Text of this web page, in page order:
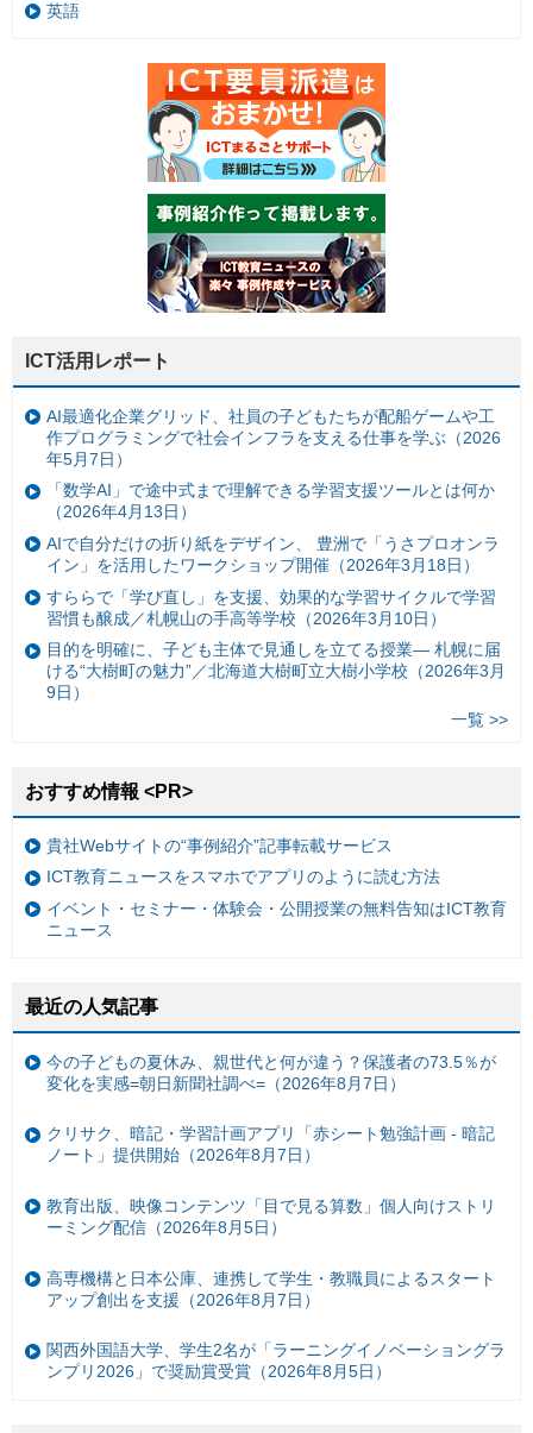
英語
ICT活用レポート
AI最適化企業グリッド、社員の子どもたちが配船ゲームや工
作プログラミングで社会インフラを支える仕事を学ぶ（2026
年5月7日）
「数学AI」で途中式まで理解できる学習支援ツールとは何か
（2026年4月13日）
AIで自分だけの折り紙をデザイン、 豊洲で「うさプロオンラ
イン」を活用したワークショップ開催（2026年3月18日）
すららで「学び直し」を支援、効果的な学習サイクルで学習
習慣も醸成／札幌山の手高等学校（2026年3月10日）
目的を明確に、子ども主体で見通しを立てる授業— 札幌に届
ける“大樹町の魅力”／北海道大樹町立大樹小学校（2026年3月
9日）
一覧 >>
おすすめ情報 <PR>
貴社Webサイトの“事例紹介”記事転載サービス
ICT教育ニュースをスマホでアプリのように読む方法
イベント・セミナー・体験会・公開授業の無料告知はICT教育
ニュース
最近の人気記事
今の子どもの夏休み、親世代と何が違う？保護者の73.5％が
変化を実感=朝日新聞社調べ=（2026年8月7日）
クリサク、暗記・学習計画アプリ「赤シート勉強計画 - 暗記
ノート」提供開始（2026年8月7日）
教育出版、映像コンテンツ「目で見る算数」個人向けストリ
ーミング配信（2026年8月5日）
高専機構と日本公庫、連携して学生・教職員によるスタート
アップ創出を支援（2026年8月7日）
関西外国語大学、学生2名が「ラーニングイノベーショングラ
ンプリ2026」で奨励賞受賞（2026年8月5日）